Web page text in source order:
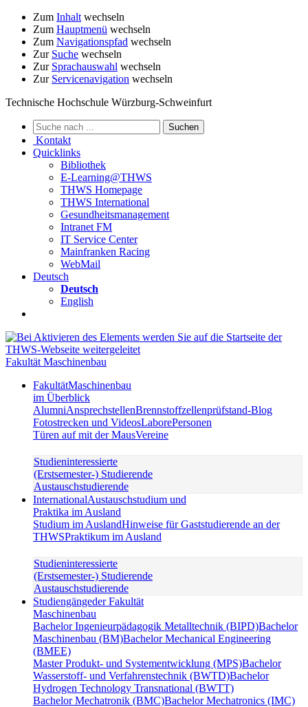
Zum Inhalt wechseln
Zum Hauptmenü wechseln
Zum Navigationspfad wechseln
Zur Suche wechseln
Zur Sprachauswahl wechseln
Zur Servicenavigation wechseln
Technische Hochschule Würzburg-Schweinfurt
Kontakt
Quicklinks
Bibliothek
E-Learning@THWS
THWS Homepage
THWS International
Gesundheitsmanagement
Intranet FM
IT Service Center
Mainfranken Racing
WebMail
Deutsch
Deutsch
English
Fakultät Maschinenbau
FakultätMaschinenbau
im Überblick
AlumniAnsprechstellenBrennstoffzellenprüfstand-Blog
Fotostrecken und VideosLaborePersonen
Türen auf mit der MausVereine
Studieninteressierte
(Erstsemester-) Studierende
Austauschstudierende
InternationalAustauschstudium und
Praktika im Ausland
Studium im AuslandHinweise für Gaststudierende an der
THWSPraktikum im Ausland
Studieninteressierte
(Erstsemester-) Studierende
Austauschstudierende
Studiengängeder Fakultät
Maschinenbau
Bachelor Ingenieurpädagogik Metalltechnik (BIPD)Bachelor
Maschinenbau (BM)Bachelor Mechanical Engineering
(BMEE)
Master Produkt- und Systementwicklung (MPS)Bachelor
Wasserstoff- und Verfahrenstechnik (BWTD)Bachelor
Hydrogen Technology Transnational (BWTT)
Bachelor Mechatronik (BMC)Bachelor Mechatronics (IMC)